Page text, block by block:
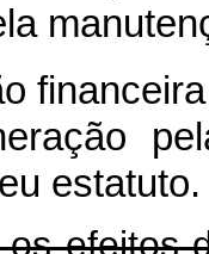
estatuto.
os efeitos